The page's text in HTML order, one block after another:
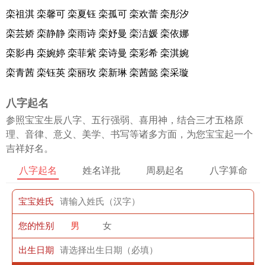
栾祖淇 栾馨可 栾夏钰 栾孤可 栾欢蕾 栾彤汐
栾芸娇 栾静静 栾雨诗 栾妤曼 栾洁媛 栾依娜
栾影冉 栾婉婷 栾菲紫 栾诗曼 栾彩希 栾淇婉
栾青茜 栾钰英 栾丽玫 栾新琳 栾茜懿 栾采璇
八字起名
参照宝宝生辰八字、五行强弱、喜用神，结合三才五格原
理、音律、意义、美学、书写等诸多方面，为您宝宝起一个
吉祥好名。
八字起名 姓名详批 周易起名 八字算命
宝宝姓氏
您的性别 男 女
出生日期